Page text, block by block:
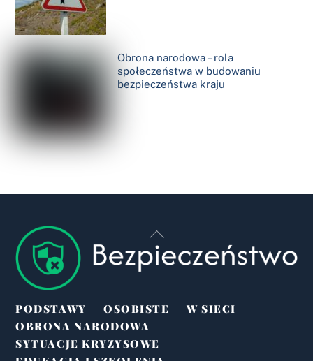
Obrona narodowa – rola
społeczeństwa w budowaniu
bezpieczeństwa kraju
Back
To
Top
PODSTAWY OSOBISTE
W SIECI
OBRONA NARODOWA
SYTUACJE KRYZYSOWE